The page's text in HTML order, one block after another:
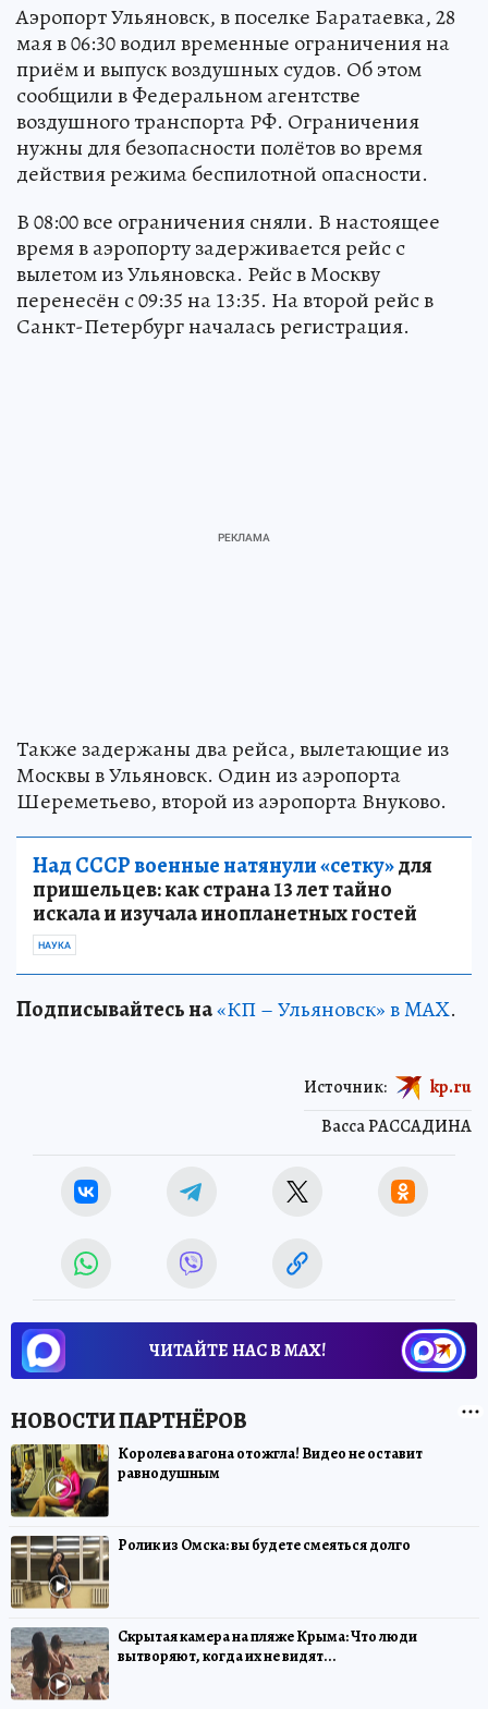
Аэропорт Ульяновск, в поселке Баратаевка, 28
мая в 06:30 водил временные ограничения на
приём и выпуск воздушных судов. Об этом
сообщили в Федеральном агентстве
воздушного транспорта РФ. Ограничения
нужны для безопасности полётов во время
действия режима беспилотной опасности.
В 08:00 все ограничения сняли. В настоящее
время в аэропорту задерживается рейс с
вылетом из Ульяновска. Рейс в Москву
перенесён с 09:35 на 13:35. На второй рейс в
Санкт-Петербург началась регистрация.
Также задержаны два рейса, вылетающие из
Москвы в Ульяновск. Один из аэропорта
Шереметьево, второй из аэропорта Внуково.
Над СССР военные натянули «сетку»для
пришельцев: как страна 13 лет тайно
искала и изучала инопланетных гостей
НАУКА
Подписывайтесь на«КП – Ульяновск» в MAX.
Васса РАССАДИНА
Источник: kp.ru
ЧИТАЙТЕ НАС В МАХ!
Королева вагона отожгла! Видео не оставит
равнодушным
Ролик из Омска: вы будете смеяться долго
Скрытая камера на пляже Крыма: Что люди
вытворяют, когда их не видят...